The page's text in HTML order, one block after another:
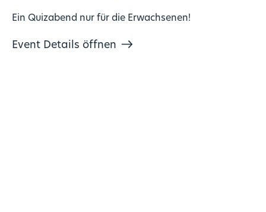
Ein Quizabend nur für die Erwachsenen!
Event Details öffnen